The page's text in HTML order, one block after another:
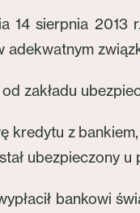
14 sierpnia
zakładu
kredytu z
ubezpieczony
bankowi